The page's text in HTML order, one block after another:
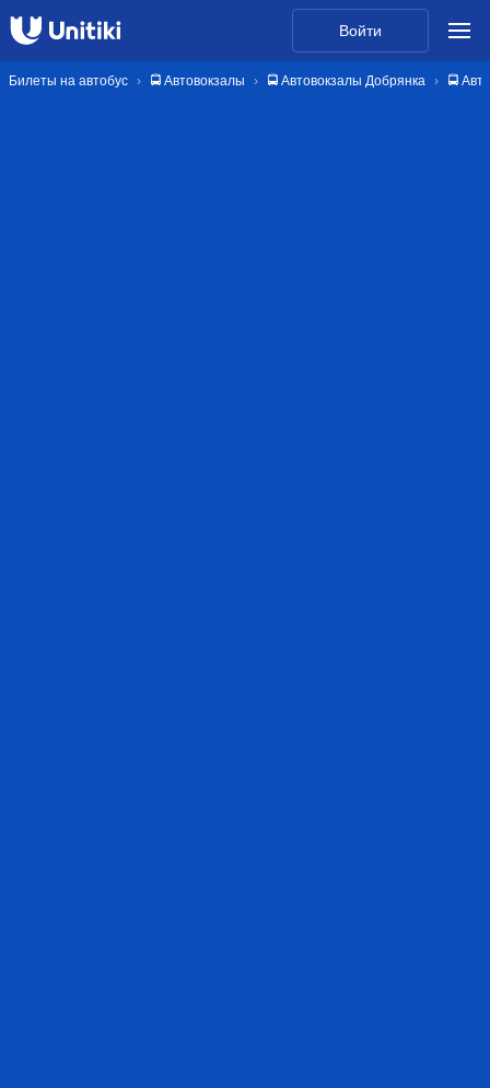
Войти
Билеты на автобус 🚍 Автовокзалы 🚍 Автовокзалы Добрянка 🚍